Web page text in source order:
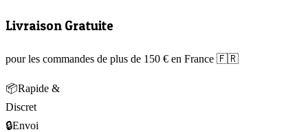
Livraison Gratuite
pour les commandes de plus de 150 € en France 🇫🇷
📦Rapide &
Discret
🔒Envoi